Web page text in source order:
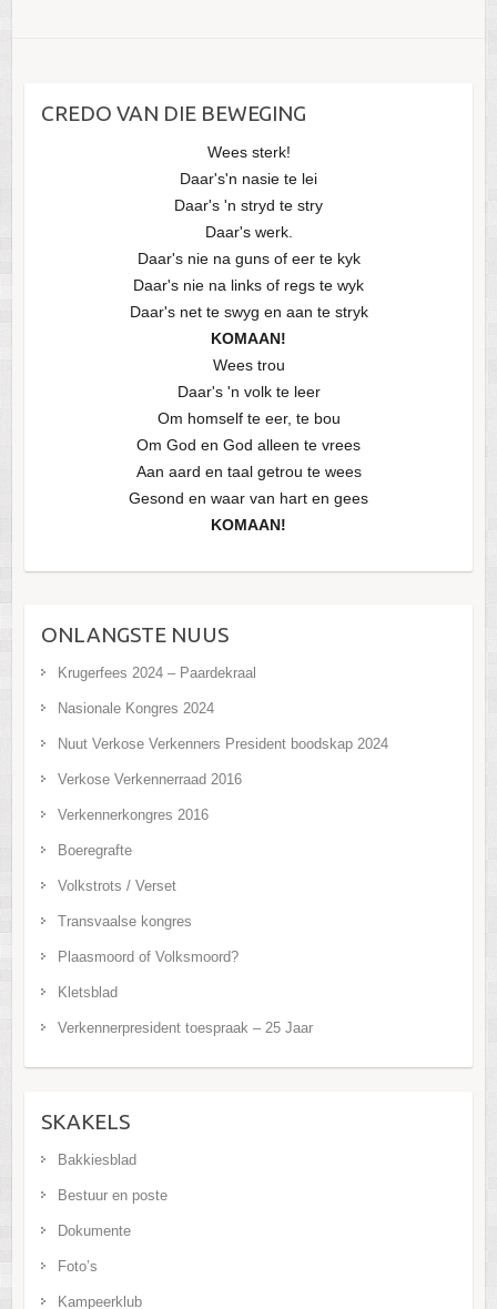
CREDO VAN DIE BEWEGING
Wees sterk!
Daar's'n nasie te lei
Daar's 'n stryd te stry
Daar's werk.
Daar's nie na guns of eer te kyk
Daar's nie na links of regs te wyk
Daar's net te swyg en aan te stryk
KOMAAN!
Wees trou
Daar's 'n volk te leer
Om homself te eer, te bou
Om God en God alleen te vrees
Aan aard en taal getrou te wees
Gesond en waar van hart en gees
KOMAAN!
ONLANGSTE NUUS
Krugerfees 2024 – Paardekraal
Nasionale Kongres 2024
Nuut Verkose Verkenners President boodskap 2024
Verkose Verkennerraad 2016
Verkennerkongres 2016
Boeregrafte
Volkstrots / Verset
Transvaalse kongres
Plaasmoord of Volksmoord?
Kletsblad
Verkennerpresident toespraak – 25 Jaar
SKAKELS
Bakkiesblad
Bestuur en poste
Dokumente
Foto’s
Kampeerklub